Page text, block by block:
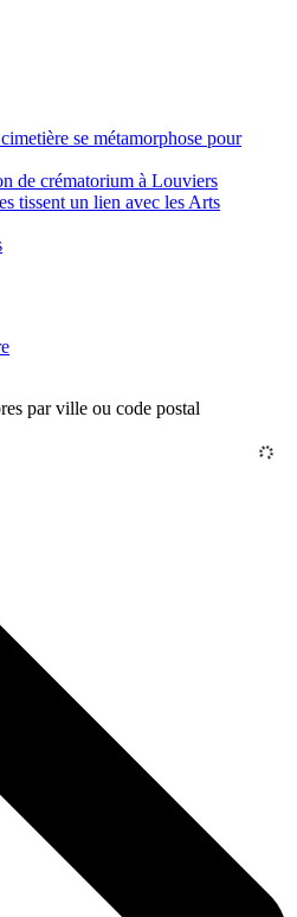
se métamorphose pour
de crématorium à Louviers
tissent un lien avec les Arts
par ville ou code postal